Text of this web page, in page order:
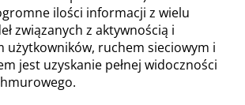
ilości informacji z wielu
związanych z aktywnością i
użytkowników, ruchem sieciowym i
jest uzyskanie pełnej widoczności